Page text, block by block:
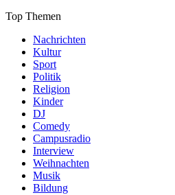
Top Themen
Nachrichten
Kultur
Sport
Politik
Religion
Kinder
DJ
Comedy
Campusradio
Interview
Weihnachten
Musik
Bildung